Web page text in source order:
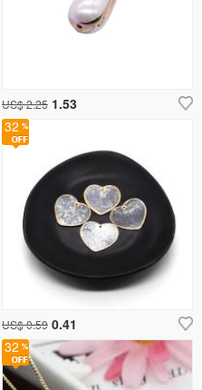
32
US$ 2.25 1.53
32
US$ 0.59 0.41